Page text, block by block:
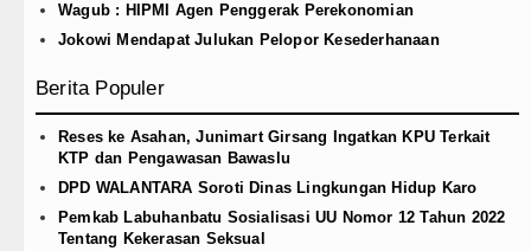
Wagub : HIPMI Agen Penggerak Perekonomian
Jokowi Mendapat Julukan Pelopor Kesederhanaan
Berita Populer
Reses ke Asahan, Junimart Girsang Ingatkan KPU Terkait
KTP dan Pengawasan Bawaslu
DPD WALANTARA Soroti Dinas Lingkungan Hidup Karo
Pemkab Labuhanbatu Sosialisasi UU Nomor 12 Tahun 2022
Tentang Kekerasan Seksual